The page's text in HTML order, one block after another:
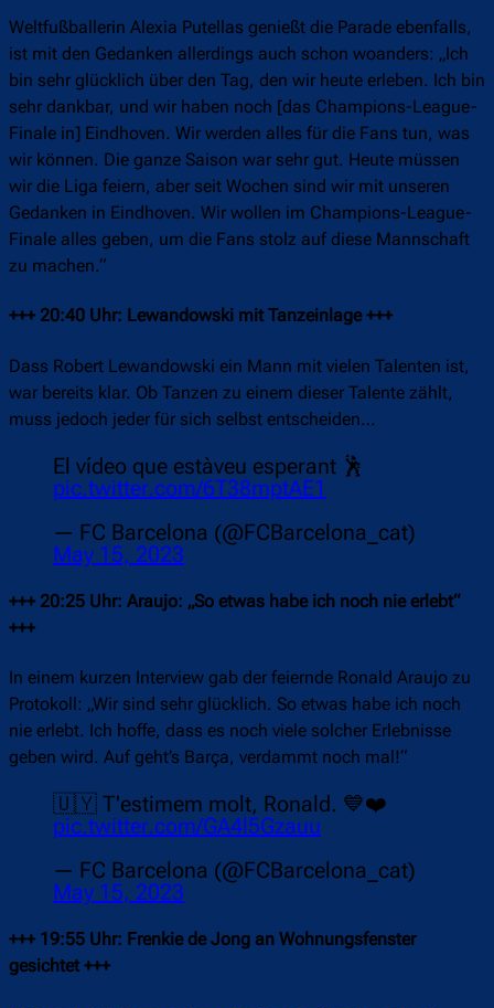
Weltfußballerin Alexia Putellas genießt die Parade ebenfalls,
ist mit den Gedanken allerdings auch schon woanders: „Ich
bin sehr glücklich über den Tag, den wir heute erleben. Ich bin
sehr dankbar, und wir haben noch [das Champions-League-
Finale in] Eindhoven. Wir werden alles für die Fans tun, was
wir können. Die ganze Saison war sehr gut. Heute müssen
wir die Liga feiern, aber seit Wochen sind wir mit unseren
Gedanken in Eindhoven. Wir wollen im Champions-League-
Finale alles geben, um die Fans stolz auf diese Mannschaft
zu machen.“
+++ 20:40 Uhr: Lewandowski mit Tanzeinlage +++
Dass Robert Lewandowski ein Mann mit vielen Talenten ist,
war bereits klar. Ob Tanzen zu einem dieser Talente zählt,
muss jedoch jeder für sich selbst entscheiden…
El vídeo que estàveu esperant 🕺
pic.twitter.com/6T38mptAE1
— FC Barcelona (@FCBarcelona_cat)
May 15, 2023
+++ 20:25 Uhr: Araujo: „So etwas habe ich noch nie erlebt“
+++
In einem kurzen Interview gab der feiernde Ronald Araujo zu
Protokoll: „Wir sind sehr glücklich. So etwas habe ich noch
nie erlebt. Ich hoffe, dass es noch viele solcher Erlebnisse
geben wird. Auf geht’s Barça, verdammt noch mal!“
🇺🇾 T'estimem molt, Ronald. 💙❤️
pic.twitter.com/GA4l5Gzauu
— FC Barcelona (@FCBarcelona_cat)
May 15, 2023
+++ 19:55 Uhr: Frenkie de Jong an Wohnungsfenster
gesichtet +++